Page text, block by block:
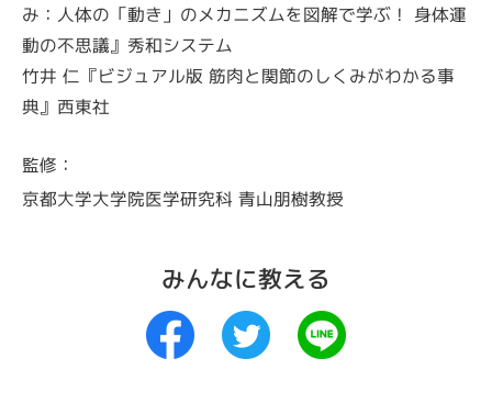
み：人体の「動き」のメカニズムを図解で学ぶ！ 身体運
動の不思議』秀和システム
竹井 仁『ビジュアル版 筋肉と関節のしくみがわかる事
典』西東社
監修：
京都大学大学院医学研究科 青山朋樹教授
みんなに教える